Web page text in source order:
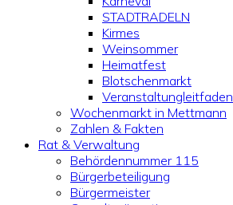
STADTRADELN
Kirmes
Weinsommer
Heimatfest
Blotschenmarkt
Veranstaltungleitfaden
Wochenmarkt in Mettmann
Zahlen & Fakten
Rat & Verwaltung
Behördennummer 115
Bürgerbeteiligung
Bürgermeister